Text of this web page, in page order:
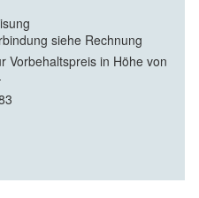
siehe Rechnung
Vorbehaltspreis in Höhe von